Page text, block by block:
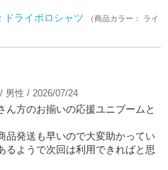
ライポロシャツ
（商品カラー： ライ
男性 / 2026/07/24
ん方のお揃いの応援ユニブームと
品発送も早いので大変助かってい
るようで次回は利用できればと思